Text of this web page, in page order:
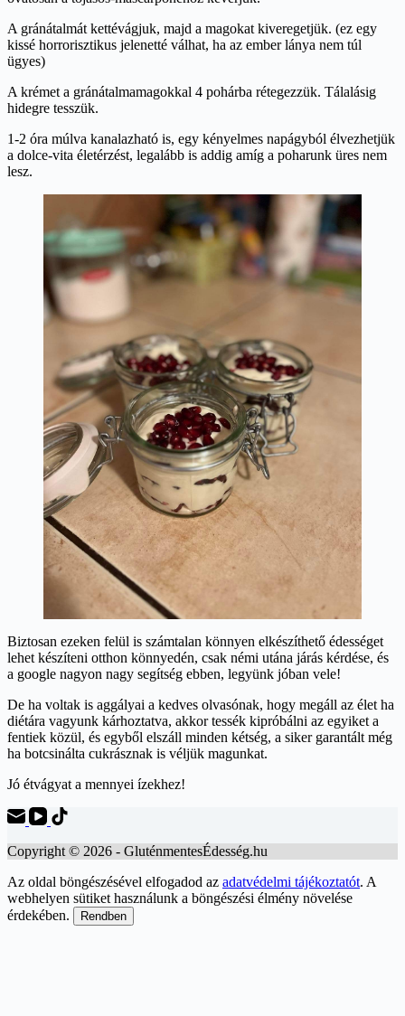
A gránátalmát kettévágjuk, majd a magokat kiveregetjük. (ez egy
kissé horrorisztikus jelenetté válhat, ha az ember lánya nem túl
ügyes)
A krémet a gránátalmamagokkal 4 pohárba rétegezzük. Tálalásig
hidegre tesszük.
1-2 óra múlva kanalazható is, egy kényelmes napágyból élvezhetjük
a dolce-vita életérzést, legalább is addig amíg a poharunk üres nem
lesz.
Biztosan ezeken felül is számtalan könnyen elkészíthető édességet
lehet készíteni otthon könnyedén, csak némi utána járás kérdése, és
a google nagyon nagy segítség ebben, legyünk jóban vele!
De ha voltak is aggályai a kedves olvasónak, hogy megáll az élet ha
diétára vagyunk kárhoztatva, akkor tessék kipróbálni az egyiket a
fentiek közül, és egyből elszáll minden kétség, a siker garantált még
ha botcsinálta cukrásznak is véljük magunkat.
Jó étvágyat a mennyei ízekhez!
Copyright © 2026 - GluténmentesÉdesség.hu
Az oldal böngészésével elfogadod az adatvédelmi tájékoztatót. A
webhelyen sütiket használunk a böngészési élmény növelése
érdekében.
Rendben